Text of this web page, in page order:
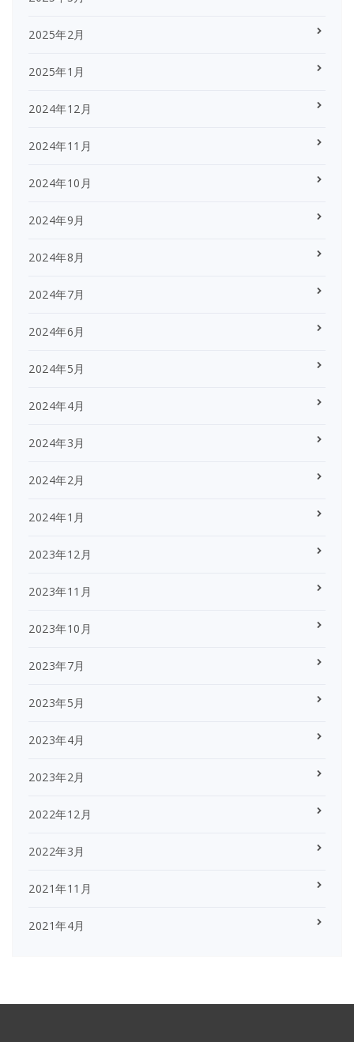
2025年2月
2025年1月
2024年12月
2024年11月
2024年10月
2024年9月
2024年8月
2024年7月
2024年6月
2024年5月
2024年4月
2024年3月
2024年2月
2024年1月
2023年12月
2023年11月
2023年10月
2023年7月
2023年5月
2023年4月
2023年2月
2022年12月
2022年3月
2021年11月
2021年4月